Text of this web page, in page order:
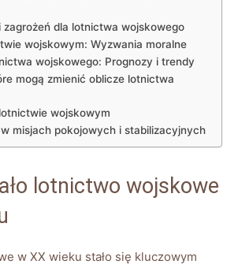
zagrożeń dla lotnictwa wojskowego
wojskowym: Wyzwania moralne
wojskowego: Prognozy i trendy
mogą zmienić oblicze lotnictwa
wojskowym
misjach pokojowych i stabilizacyjnych
lotnictwo wojskowe
w XX wieku stało się kluczowym